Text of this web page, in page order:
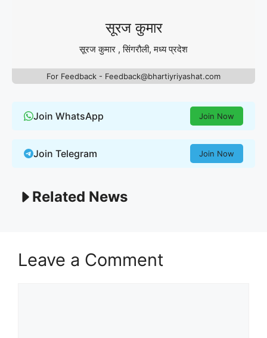
सूरज कुमार
सूरज कुमार , सिंगरौली, मध्य प्रदेश
For Feedback - Feedback@bhartiyriyashat.com
Join WhatsApp Join Now
Join Telegram Join Now
Related News
Leave a Comment